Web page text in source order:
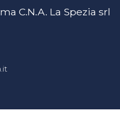
C.N.A. La Spezia srl